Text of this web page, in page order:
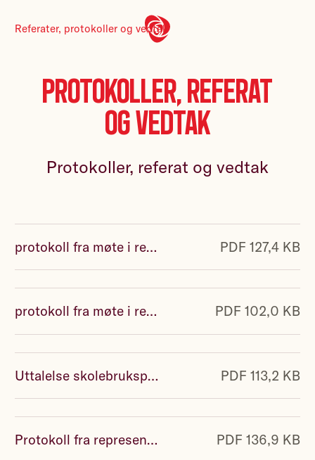
Referater, protokoller og vedtak
Protokoller, referat
og vedtak
Protokoller, referat og vedtak
protokoll fra møte i representantskapet 24 11 25.pdf PDF 127,4 KB
protokoll fra møte i representantskapet aib 20 10 25.pdf PDF 102,0 KB
Uttalelse skolebruksplan - vedtatt av Representantskapet 20 10 25.pdf PDF 113,2 KB
Protokoll fra representantskapsmøte 01 04 25.pdf PDF 136,9 KB